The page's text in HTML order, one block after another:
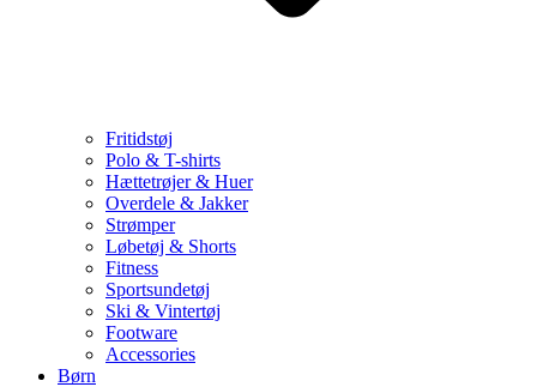
Fritidstøj
Polo & T-shirts
Hættetrøjer & Huer
Overdele & Jakker
Strømper
Løbetøj & Shorts
Fitness
Sportsundetøj
Ski & Vintertøj
Footware
Accessories
Børn